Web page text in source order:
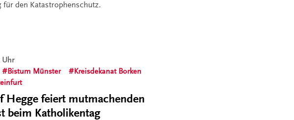
für den Katastrophenschutz.
Uhr
Bistum Münster
Kreisdekanat Borken
Hegge feiert mutmachenden
beim Katholikentag